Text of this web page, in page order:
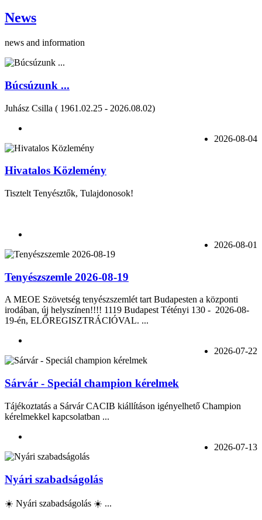
News
news and information
Búcsúzunk ...
Juhász Csilla ( 1961.02.25 - 2026.08.02)
2026-08-04
Hivatalos Közlemény
Tisztelt Tenyésztők, Tulajdonosok!
2026-08-01
Tenyészszemle 2026-08-19
A MEOE Szövetség tenyészszemlét tart Budapesten a központi
irodában, új helyszínen!!!! 1119 Budapest Tétényi 130 - 2026-08-
19-én, ELŐREGISZTRÁCIÓVAL. ...
2026-07-22
Sárvár - Speciál champion kérelmek
Tájékoztatás a Sárvár CACIB kiállításon igényelhető Champion
kérelmekkel kapcsolatban ...
2026-07-13
Nyári szabadságolás
☀️ Nyári szabadságolás ☀️ ...